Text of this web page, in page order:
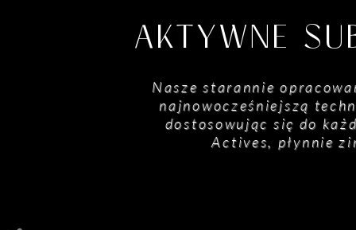
AKTYWNE
Nasze starannie
najnowocześniejszą
dostosowując się do
Actives, płynnie